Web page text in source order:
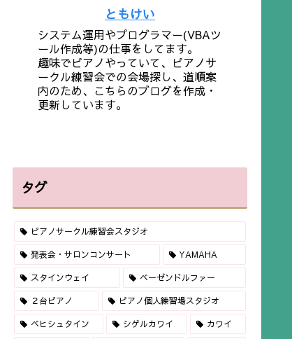
ともけい
システム運用やプログラマー(VBAツ
ール作成等)の仕事をしてます。
趣味でピアノやっていて、ピアノサ
ークル練習会での会場探し、道順案
内のため、こちらのブログを作成・
更新しています。
タグ
ピアノサークル練習会スタジオ
発表会・サロンコンサート YAMAHA
スタインウェイ ベーゼンドルファー
２台ピアノ ピアノ個人練習場スタジオ
ベヒシュタイン シゲルカワイ カワイ